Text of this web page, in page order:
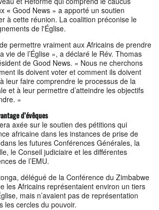
« Good News » a apporté un soutien
à cette réunion. La coalition préconise le
de l'Église.
permettre vraiment aux Africains de prendre
vie de l’Église », a déclaré le Rév. Thomas
de Good News. « Nous ne cherchons
ils doivent voter et comment ils doivent
leur faire comprendre le processus de la
et à leur permettre d’atteindre les objectifs
»
d’évêques
axée sur le soutien des pétitions qui
africaine dans les instances de prise de
les futures Conférences Générales, la
le Conseil judiciaire et les différentes
de l’EMU.
délégué de la Conférence du Zimbabwe
les Africains représentaient environ un tiers
mais n’avaient pas de représentation
les cercles du pouvoir.